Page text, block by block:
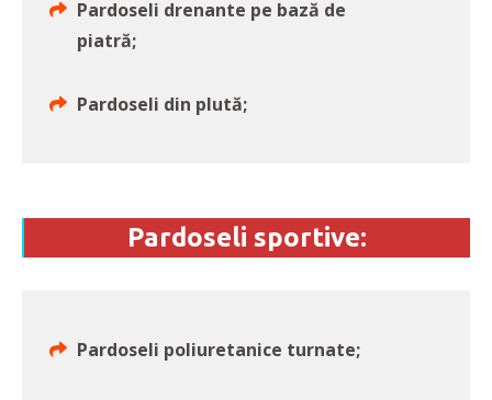
Pardoseli drenante pe bază de
piatră;
Pardoseli din plută;
Pardoseli sportive:
Pardoseli poliuretanice turnate;